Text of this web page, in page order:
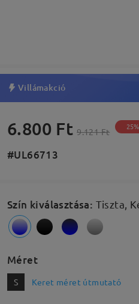
Villámakció
6.800 Ft 9.121 Ft
#UL66713
Szín kiválasztása: Tiszta,
Méret
S Keret méret útmutató